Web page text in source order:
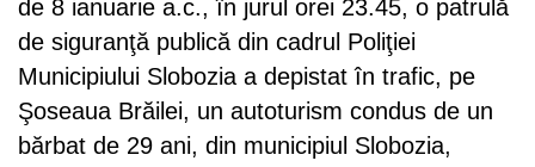
de 8 ianuarie a.c., în jurul orei 23.45, o patrulă
de siguranţă publică din cadrul Poliţiei
Municipiului Slobozia a depistat în trafic, pe
Şoseaua Brăilei, un autoturism condus de un
bărbat de 29 ani, din municipiul Slobozia,